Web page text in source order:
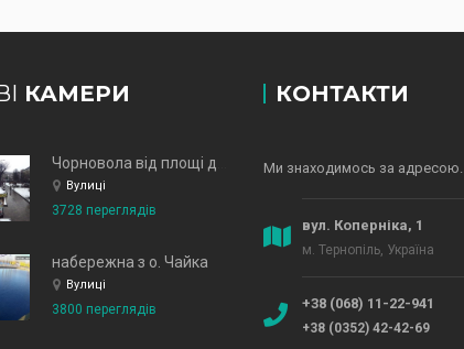
КАМЕРИ
Вулиці
3728 переглядів
набережна з о. Чайка
Вулиці
3800 переглядів
КОНТАКТИ
Ми знаходимось за адресою.
вул. Коперніка, 1
м. Тернопіль, Україна
+38 (068) 11-22-941
+38 (0352) 42-42-69